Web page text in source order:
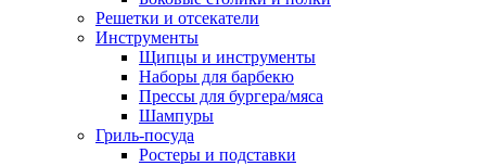
Решетки и отсекатели
Инструменты
Щипцы и инструменты
Наборы для барбекю
Прессы для бургера/мяса
Шампуры
Гриль-посуда
Ростеры и подставки